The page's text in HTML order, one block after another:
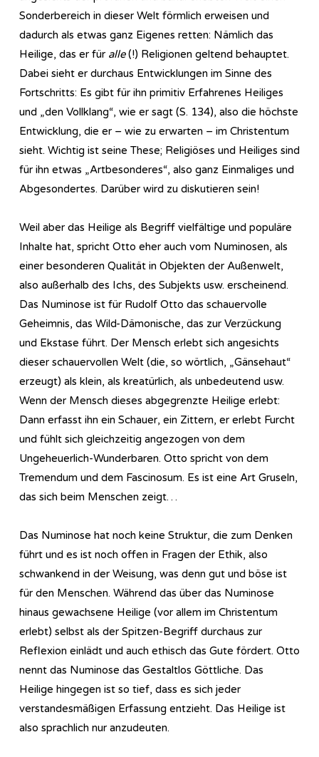
Sonderbereich in dieser Welt förmlich erweisen und
dadurch als etwas ganz Eigenes retten: Nämlich das
Heilige, das er für alle(!) Religionen geltend behauptet.
Dabei sieht er durchaus Entwicklungen im Sinne des
Fortschritts: Es gibt für ihn primitiv Erfahrenes Heiliges
und „den Vollklang“, wie er sagt (S. 134), also die höchste
Entwicklung, die er – wie zu erwarten – im Christentum
sieht. Wichtig ist seine These; Religiöses und Heiliges sind
für ihn etwas „Artbesonderes“, also ganz Einmaliges und
Abgesondertes. Darüber wird zu diskutieren sein!
Weil aber das Heilige als Begriff vielfältige und populäre
Inhalte hat, spricht Otto eher auch vom Numinosen, als
einer besonderen Qualität in Objekten der Außenwelt,
also außerhalb des Ichs, des Subjekts usw. erscheinend.
Das Numinose ist für Rudolf Otto das schauervolle
Geheimnis, das Wild-Dämonische, das zur Verzückung
und Ekstase führt. Der Mensch erlebt sich angesichts
dieser schauervollen Welt (die, so wörtlich, „Gänsehaut“
erzeugt) als klein, als kreatürlich, als unbedeutend usw.
Wenn der Mensch dieses abgegrenzte Heilige erlebt:
Dann erfasst ihn ein Schauer, ein Zittern, er erlebt Furcht
und fühlt sich gleichzeitig angezogen von dem
Ungeheuerlich-Wunderbaren. Otto spricht von dem
Tremendum und dem Fascinosum. Es ist eine Art Gruseln,
das sich beim Menschen zeigt…
Das Numinose hat noch keine Struktur, die zum Denken
führt und es ist noch offen in Fragen der Ethik, also
schwankend in der Weisung, was denn gut und böse ist
für den Menschen. Während das über das Numinose
hinaus gewachsene Heilige (vor allem im Christentum
erlebt) selbst als der Spitzen-Begriff durchaus zur
Reflexion einlädt und auch ethisch das Gute fördert. Otto
nennt das Numinose das Gestaltlos Göttliche. Das
Heilige hingegen ist so tief, dass es sich jeder
verstandesmäßigen Erfassung entzieht. Das Heilige ist
also sprachlich nur anzudeuten.